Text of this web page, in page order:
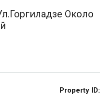
Около
Property ID: